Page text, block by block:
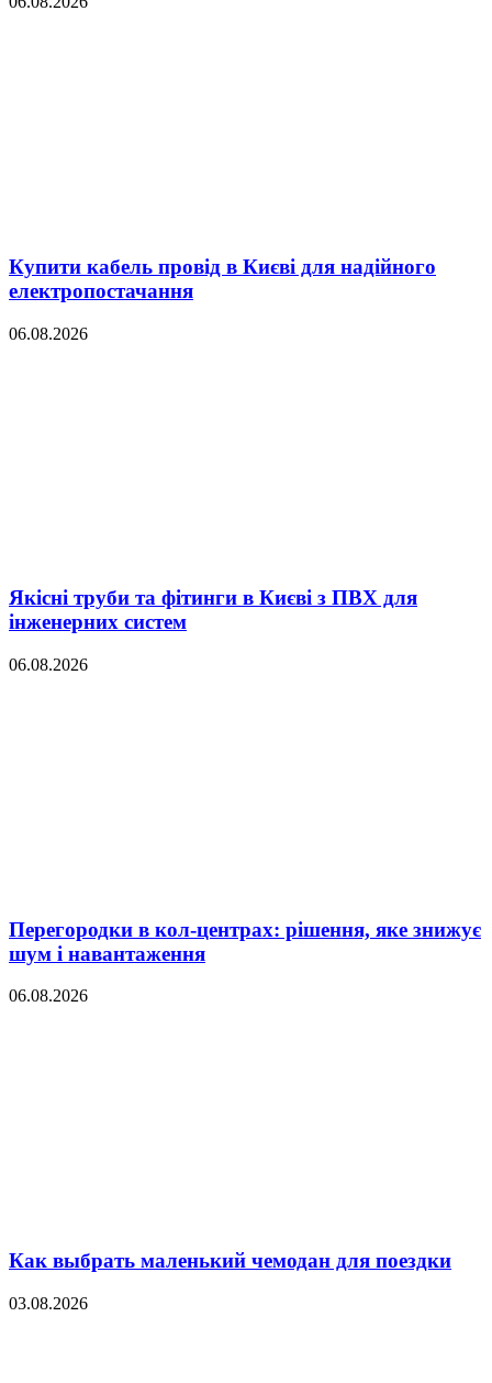
Купити кабель провід в Києві для надійного
електропостачання
06.08.2026
Якісні труби та фітинги в Києві з ПВХ для
інженерних систем
06.08.2026
Перегородки в кол-центрах: рішення, яке знижує
шум і навантаження
06.08.2026
Как выбрать маленький чемодан для поездки
03.08.2026